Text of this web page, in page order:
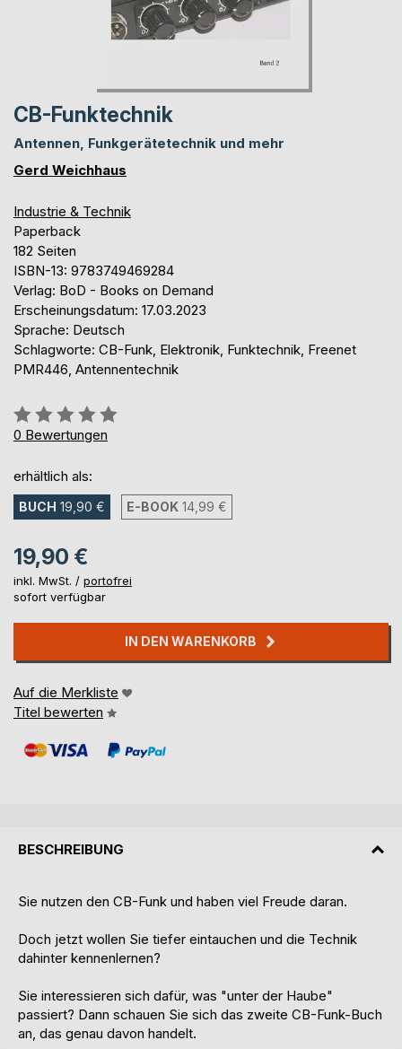
CB-Funktechnik
Antennen, Funkgerätetechnik und mehr
Gerd Weichhaus
Industrie & Technik
Paperback
182 Seiten
ISBN-13: 9783749469284
Verlag: BoD - Books on Demand
Erscheinungsdatum: 17.03.2023
Sprache: Deutsch
Schlagworte: CB-Funk, Elektronik, Funktechnik, Freenet
PMR446, Antennentechnik
Bewertung::
0%
0 Bewertungen
erhältlich als:
BUCH 19,90 € E-BOOK 14,99 €
19,90 €
inkl. MwSt. / portofrei
sofort verfügbar
IN DEN WARENKORB
Auf die Merkliste
Titel bewerten
BESCHREIBUNG
Sie nutzen den CB-Funk und haben viel Freude daran.
Doch jetzt wollen Sie tiefer eintauchen und die Technik
dahinter kennenlernen?
Sie interessieren sich dafür, was "unter der Haube"
passiert? Dann schauen Sie sich das zweite CB-Funk-Buch
an, das genau davon handelt.